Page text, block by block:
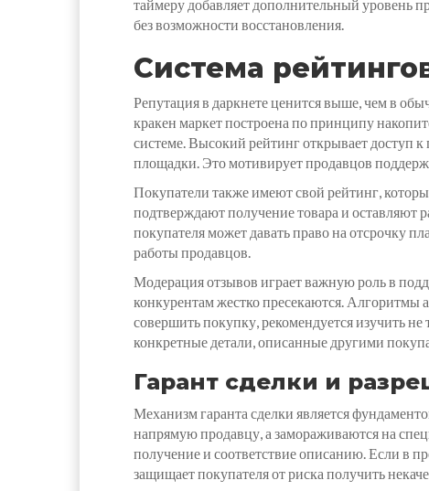
таймеру добавляет дополнительный уровень
без возможности восстановления.
Система
Репутация в даркнете ценится выше, чем в
кракен маркет построена по принципу
системе. Высокий рейтинг открывает доступ
площадки. Это мотивирует продавцов
Покупатели также имеют свой рейтинг,
подтверждают получение товара и оставляют
покупателя может давать право на отсрочку
работы продавцов.
Модерация отзывов играет важную роль в
конкурентам жестко пресекаются. Алгоритмы
совершить покупку, рекомендуется изучить
конкретные детали, описанные другими
Гарант сделки и
Механизм гаранта сделки является
напрямую продавцу, а замораживаются на
получение и соответствие описанию. Если в
защищает покупателя от риска получить